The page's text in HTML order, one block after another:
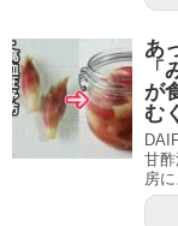
あ
が
む
甘
房に